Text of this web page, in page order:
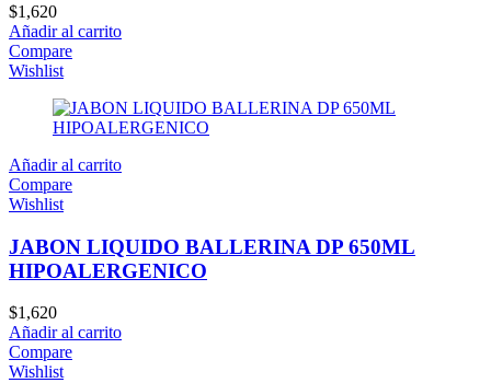
$1,620
Añadir al carrito
Compare
Wishlist
Añadir al carrito
Compare
Wishlist
JABON LIQUIDO BALLERINA DP 650ML
HIPOALERGENICO
$1,620
Añadir al carrito
Compare
Wishlist